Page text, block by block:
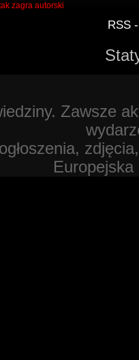
zagra autorski
RSS
Zawsze